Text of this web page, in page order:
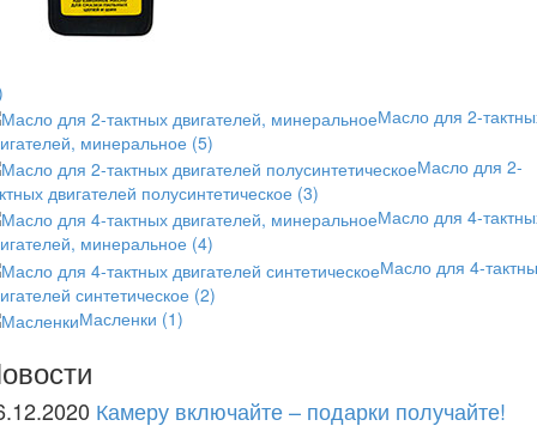
Масло для 2-
минеральное (5)
Масло для 2-
двигателей полусинтетическое (3)
Масло для 4-
минеральное (4)
Масло для 4-
синтетическое (2)
Масленки (1)
Камеру включайте – подарки получайте!